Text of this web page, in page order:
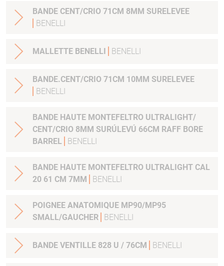
BANDE CENT/CRIO 71CM 8MM SURELEVEE
BENELLI
MALLETTE BENELLI BENELLI
BANDE.CENT/CRIO 71CM 10MM SURELEVEE
BENELLI
BANDE HAUTE MONTEFELTRO ULTRALIGHT/
CENT/CRIO 8MM SURÚLEVÚ 66CM RAFF BORE
BARREL
BENELLI
BANDE HAUTE MONTEFELTRO ULTRALIGHT CAL
20 61 CM 7MM
BENELLI
POIGNEE ANATOMIQUE MP90/MP95
SMALL/GAUCHER
BENELLI
BANDE VENTILLE 828 U / 76CM BENELLI